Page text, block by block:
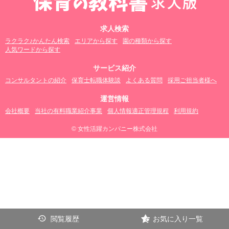
求人検索
ラクラク♪かんたん検索 エリアから探す
園の種類から探す
人気ワードから探す
サービス紹介
コンサルタントの紹介 保育士転職体験談 よくある質問 採用ご担当者様へ
運営情報
会社概要 当社の有料職業紹介事業 個人情報適正管理規程 利用規約
© 女性活躍カンパニー株式会社
閲覧履歴 お気に入り一覧